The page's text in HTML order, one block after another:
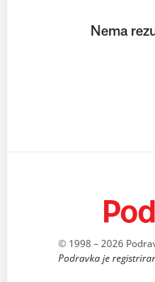
Nema
© 1998 – 2026
Podravka je